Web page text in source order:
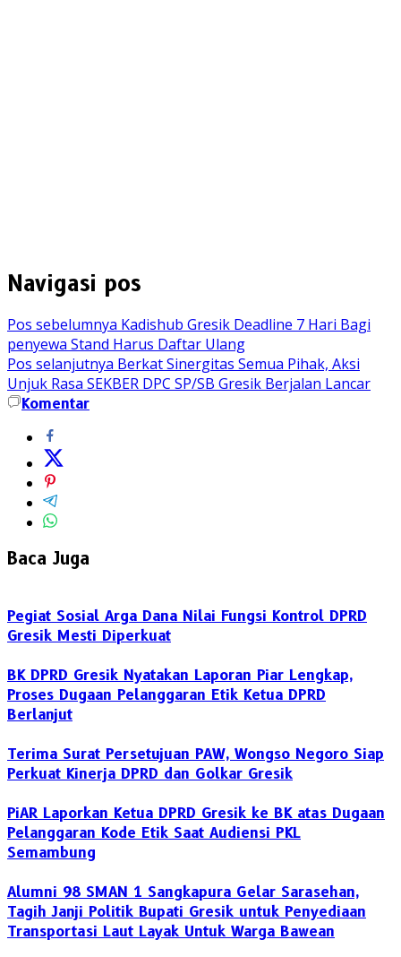
Navigasi pos
Pos sebelumnya Kadishub Gresik Deadline 7 Hari Bagi
penyewa Stand Harus Daftar Ulang
Pos selanjutnya Berkat Sinergitas Semua Pihak, Aksi
Unjuk Rasa SEKBER DPC SP/SB Gresik Berjalan Lancar
Komentar
Baca Juga
Pegiat Sosial Arga Dana Nilai Fungsi Kontrol DPRD
Gresik Mesti Diperkuat
BK DPRD Gresik Nyatakan Laporan Piar Lengkap,
Proses Dugaan Pelanggaran Etik Ketua DPRD
Berlanjut
Terima Surat Persetujuan PAW, Wongso Negoro Siap
Perkuat Kinerja DPRD dan Golkar Gresik
PiAR Laporkan Ketua DPRD Gresik ke BK atas Dugaan
Pelanggaran Kode Etik Saat Audiensi PKL
Semambung
Alumni 98 SMAN 1 Sangkapura Gelar Sarasehan,
Tagih Janji Politik Bupati Gresik untuk Penyediaan
Transportasi Laut Layak Untuk Warga Bawean